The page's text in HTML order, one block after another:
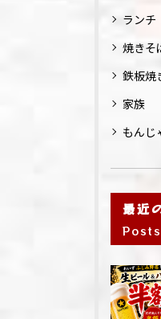
ランチ
焼きそ
鉄板焼
家族
もんじ
最近
Posts